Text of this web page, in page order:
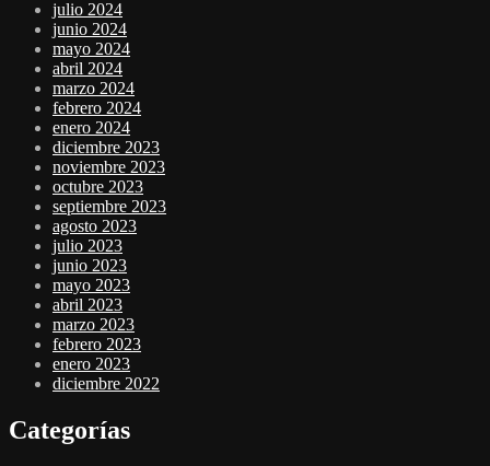
julio 2024
junio 2024
mayo 2024
abril 2024
marzo 2024
febrero 2024
enero 2024
diciembre 2023
noviembre 2023
octubre 2023
septiembre 2023
agosto 2023
julio 2023
junio 2023
mayo 2023
abril 2023
marzo 2023
febrero 2023
enero 2023
diciembre 2022
Categorías